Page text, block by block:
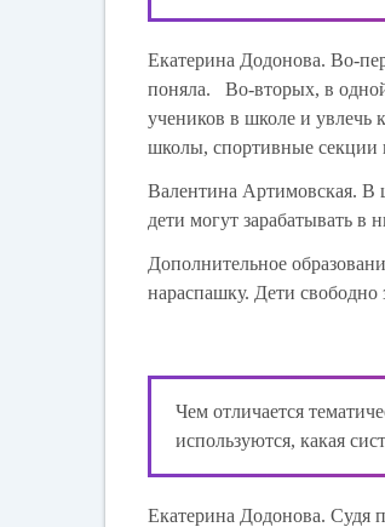
Екатерина Додонова.Во-
поняла. Во-вторых, в одной
учеников в школе и увлечь
школы, спортивные секции
Валентина Артимовская.В
дети могут зарабатывать
Дополнительное
нараспашку. Дети
Чем отличается
используются, какая
Екатерина Додонова.Судя